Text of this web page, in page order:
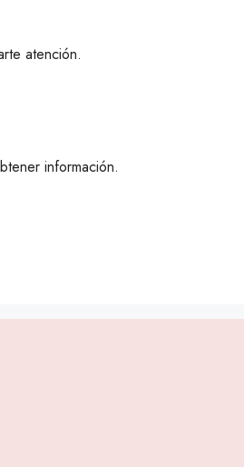
atención.
información.